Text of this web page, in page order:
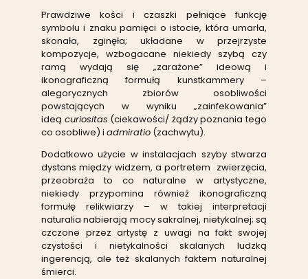
Prawdziwe kości i czaszki pełniące funkcję
symbolu i znaku pamięci o istocie, która umarła,
skonała, zginęła; układane w przejrzyste
kompozycje, wzbogacane niekiedy szybą czy
ramą wydają się „zarażone” ideową i
ikonograficzną formułą kunstkammery –
alegorycznych zbiorów osobliwości
powstających w wyniku „zainfekowania”
ideą curiositas (ciekawości/ żądzy poznania tego
co osobliwe) i admiratio (zachwytu).
Dodatkowo użycie w instalacjach szyby stwarza
dystans między widzem, a portretem zwierzęcia,
przeobraża to co naturalne w artystyczne,
niekiedy przypomina również ikonograficzną
formułę relikwiarzy – w takiej interpretacji
naturalia nabierają mocy sakralnej, nietykalnej; są
czczone przez artystę z uwagi na fakt swojej
czystości i nietykalności skalanych ludzką
ingerencją, ale też skalanych faktem naturalnej
śmierci.